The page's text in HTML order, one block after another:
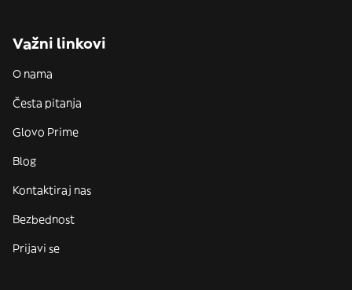
Važni linkovi
O nama
Česta pitanja
Glovo Prime
Blog
Kontaktiraj nas
Bezbednost
Prijavi se